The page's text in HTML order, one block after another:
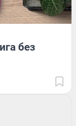
без